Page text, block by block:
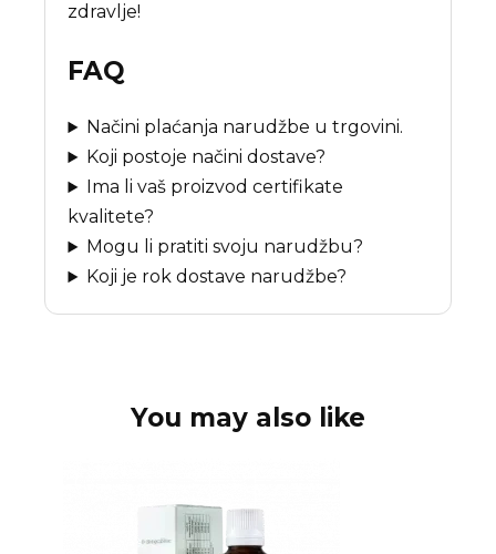
zdravlje!
FAQ
Načini plaćanja narudžbe u trgovini.
Koji postoje načini dostave?
Ima li vaš proizvod certifikate
kvalitete?
Mogu li pratiti svoju narudžbu?
Koji je rok dostave narudžbe?
You may also like